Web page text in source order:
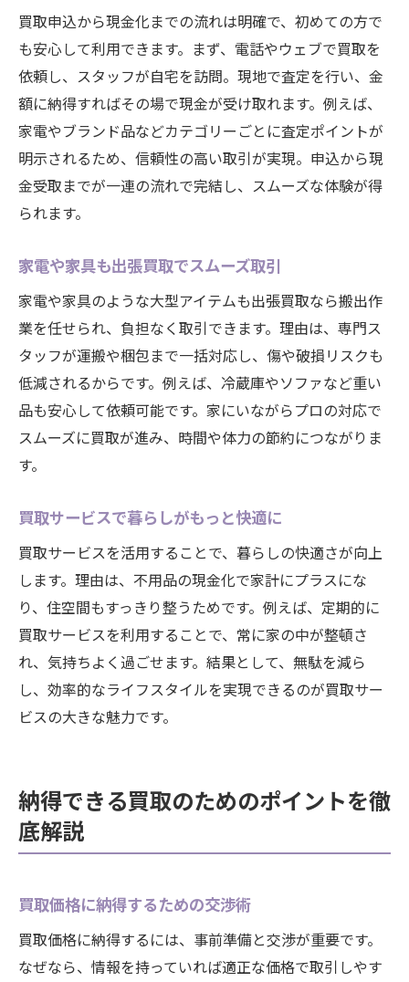
買取申込から現金化までの流れは明確で、初めての方で
も安心して利用できます。まず、電話やウェブで買取を
依頼し、スタッフが自宅を訪問。現地で査定を行い、金
額に納得すればその場で現金が受け取れます。例えば、
家電やブランド品などカテゴリーごとに査定ポイントが
明示されるため、信頼性の高い取引が実現。申込から現
金受取までが一連の流れで完結し、スムーズな体験が得
られます。
家電や家具も出張買取でスムーズ取引
家電や家具のような大型アイテムも出張買取なら搬出作
業を任せられ、負担なく取引できます。理由は、専門ス
タッフが運搬や梱包まで一括対応し、傷や破損リスクも
低減されるからです。例えば、冷蔵庫やソファなど重い
品も安心して依頼可能です。家にいながらプロの対応で
スムーズに買取が進み、時間や体力の節約につながりま
す。
買取サービスで暮らしがもっと快適に
買取サービスを活用することで、暮らしの快適さが向上
します。理由は、不用品の現金化で家計にプラスにな
り、住空間もすっきり整うためです。例えば、定期的に
買取サービスを利用することで、常に家の中が整頓さ
れ、気持ちよく過ごせます。結果として、無駄を減ら
し、効率的なライフスタイルを実現できるのが買取サー
ビスの大きな魅力です。
納得できる買取のためのポイントを徹
底解説
買取価格に納得するための交渉術
買取価格に納得するには、事前準備と交渉が重要です。
なぜなら、情報を持っていれば適正な価格で取引しやす